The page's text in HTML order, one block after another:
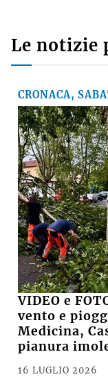
Le notizie
CRONACA,
VIDEO e
vento e
Medicina,
pianura
16 LUGLIO 2026